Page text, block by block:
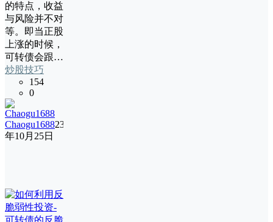
的特点，收益
与风险并不对
等。即当正股
上涨的时候，
可转债会跟…
炒股技巧
154
0
Chaogu168823
年10月25日